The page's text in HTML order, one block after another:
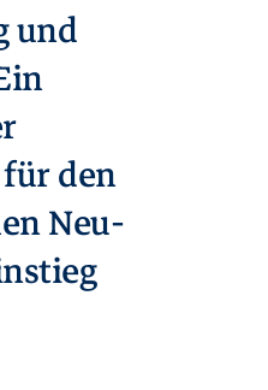
und
den
Neu-